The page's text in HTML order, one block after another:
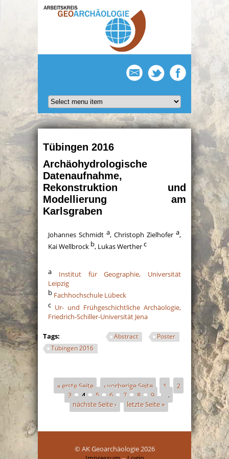
Tübingen 2016
Archäohydrologische
Datenaufnahme,
Rekonstruktion und
Modellierung am
Karlsgraben
Johannes Schmidt a, Christoph Zielhofer a,
Kai Wellbrock b, Lukas Wertherc
a Institut für Geographie, Universität
Leipzig
b Fachhochschule Lübeck
c Ur- und Frühgeschichtliche Archäologie,
Friedrich-Schiller-Universität Jena
Tags: Abstract
Poster
Tübingen 2016
Seiten
« erste Seite ‹ vorherige Seite 1
2
3
4 5 6 7 8 9
…
nächste Seite ›
letzte Seite »
© AK Geoarchäologie 2026